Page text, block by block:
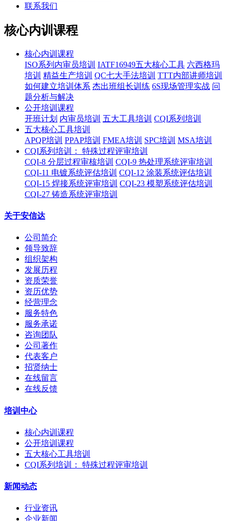
联系我们
核心内训课程
核心内训课程
ISO系列内审员培训 IATF16949五大核心工具 六西格玛
培训 精益生产培训 QC七大手法培训 TTT内部讲师培训
如何建立培训体系 杰出班组长训练 6S现场管理实战 问
题分析与解决
公开培训课程
开班计划 内审员培训 五大工具培训 CQI系列培训
五大核心工具培训
APQP培训 PPAP培训 FMEA培训 SPC培训 MSA培训
CQI系列培训： 特殊过程评审培训
CQI-8 分层过程审核培训 CQI-9 热处理系统评审培训
CQI-11 电镀系统评估培训 CQI-12 涂装系统评估培训
CQI-15 焊接系统评审培训 CQI-23 模塑系统评估培训
CQI-27 铸造系统评审培训
关于安信达
公司简介
领导致辞
组织架构
发展历程
资质荣誉
资历优势
经营理念
服务特色
服务承诺
咨询团队
公司著作
代表客户
招贤纳士
在线留言
在线反馈
培训中心
核心内训课程
公开培训课程
五大核心工具培训
CQI系列培训： 特殊过程评审培训
新闻动态
行业资讯
企业新闻